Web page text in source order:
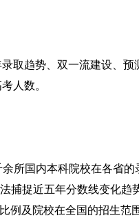
取趋势、双一流建设、预
人数。
余所国内本科院校在各省
捕捉近五年分数线变化趋
例及院校在全国的招生范